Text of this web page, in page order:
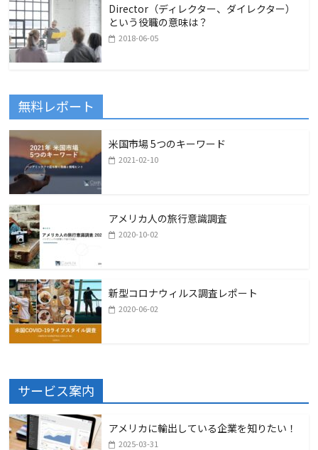
Director（ディレクター、ダイレクター）
という役職の意味は？
2018-06-05
無料レポート
米国市場 5つのキーワード
2021-02-10
アメリカ人の旅行意識調査
2020-10-02
新型コロナウィルス調査レポート
2020-06-02
サービス案内
アメリカに輸出している企業を知りたい！
2025-03-31